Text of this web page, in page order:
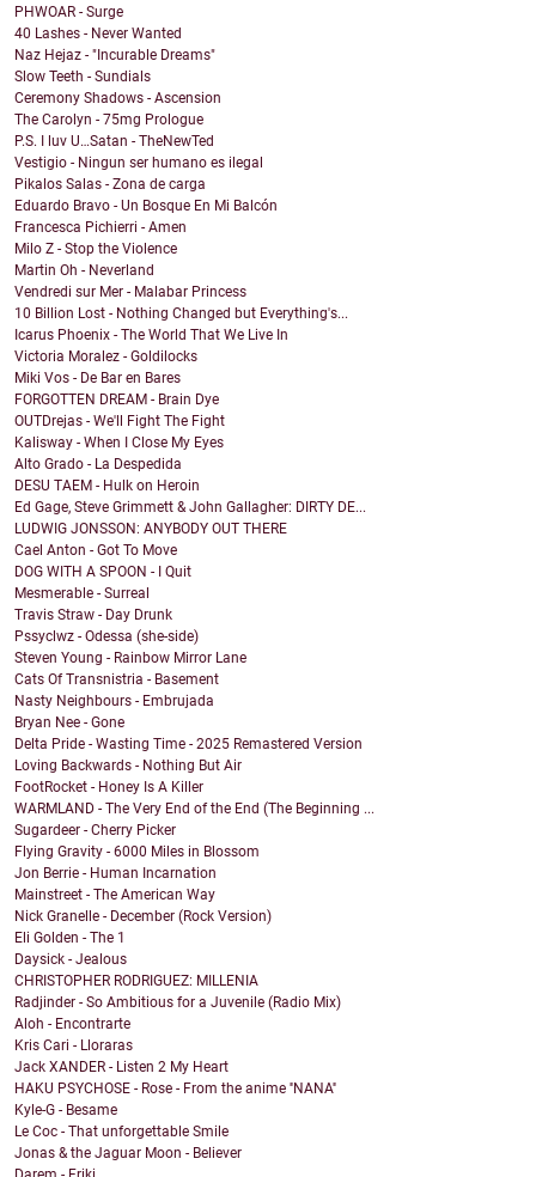
PHWOAR - Surge
40 Lashes - Never Wanted
Naz Hejaz - "Incurable Dreams"
Slow Teeth - Sundials
Ceremony Shadows - Ascension
The Carolyn - 75mg Prologue
P.S. I luv U…Satan - TheNewTed
Vestigio - Ningun ser humano es ilegal
Pikalos Salas - Zona de carga
Eduardo Bravo - Un Bosque En Mi Balcón
Francesca Pichierri - Amen
Milo Z - Stop the Violence
Martin Oh - Neverland
Vendredi sur Mer - Malabar Princess
10 Billion Lost - Nothing Changed but Everything's...
Icarus Phoenix - The World That We Live In
Victoria Moralez - Goldilocks
Miki Vos - De Bar en Bares
FORGOTTEN DREAM - Brain Dye
OUTDrejas - We'll Fight The Fight
Kalisway - When I Close My Eyes
Alto Grado - La Despedida
DESU TAEM - Hulk on Heroin
Ed Gage, Steve Grimmett & John Gallagher: DIRTY DE...
LUDWIG JONSSON: ANYBODY OUT THERE
Cael Anton - Got To Move
DOG WITH A SPOON - I Quit
Mesmerable - Surreal
Travis Straw - Day Drunk
Pssyclwz - Odessa (she-side)
Steven Young - Rainbow Mirror Lane
Cats Of Transnistria - Basement
Nasty Neighbours - Embrujada
Bryan Nee - Gone
Delta Pride - Wasting Time - 2025 Remastered Version
Loving Backwards - Nothing But Air
FootRocket - Honey Is A Killer
WARMLAND - The Very End of the End (The Beginning ...
Sugardeer - Cherry Picker
Flying Gravity - 6000 Miles in Blossom
Jon Berrie - Human Incarnation
Mainstreet - The American Way
Nick Granelle - December (Rock Version)
Eli Golden - The 1
Daysick - Jealous
CHRISTOPHER RODRIGUEZ: MILLENIA
Radjinder - So Ambitious for a Juvenile (Radio Mix)
Aloh - Encontrarte
Kris Cari - Lloraras
Jack XANDER - Listen 2 My Heart
HAKU PSYCHOSE - Rose - From the anime ''NANA''
Kyle-G - Besame
Le Coc - That unforgettable Smile
Jonas & the Jaguar Moon - Believer